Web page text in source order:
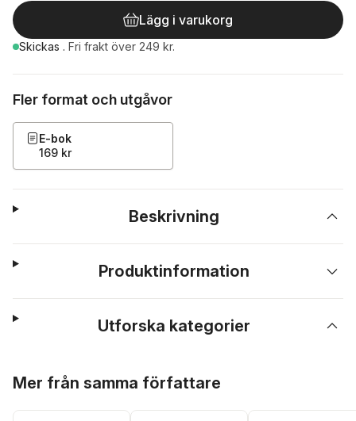
Lägg i varukorg
Skickas . Fri frakt över 249 kr.
Fler format och utgåvor
E-bok
169 kr
Beskrivning
Produktinformation
Utforska kategorier
Mer från samma författare